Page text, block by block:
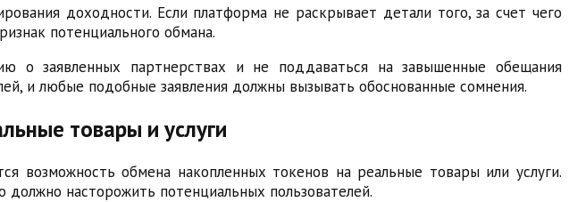
доходности. Если платформа не раскрывает детали того, за счет чего
потенциального обмана.
о заявленных партнерствах и не поддаваться на завышенные обещания
и любые подобные заявления должны вызывать обоснованные сомнения.
товары и услуги
возможность обмена накопленных токенов на реальные товары или услуги.
насторожить потенциальных пользователей.